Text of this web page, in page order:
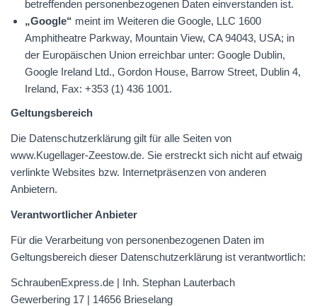
betreffenden personenbezogenen Daten einverstanden ist.
„Google“ meint im Weiteren die Google, LLC 1600
Amphitheatre Parkway, Mountain View, CA 94043, USA; in
der Europäischen Union erreichbar unter: Google Dublin,
Google Ireland Ltd., Gordon House, Barrow Street, Dublin 4,
Ireland, Fax: +353 (1) 436 1001.
Geltungsbereich
Die Datenschutzerklärung gilt für alle Seiten von
www.Kugellager-Zeestow.de. Sie erstreckt sich nicht auf etwaig
verlinkte Websites bzw. Internetpräsenzen von anderen
Anbietern.
Verantwortlicher Anbieter
Für die Verarbeitung von personenbezogenen Daten im
Geltungsbereich dieser Datenschutzerklärung ist verantwortlich:
SchraubenExpress.de | Inh. Stephan Lauterbach
Gewerbering 17 | 14656 Brieselang